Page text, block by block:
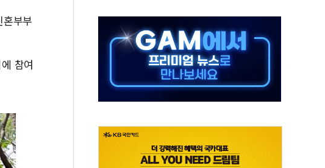
최고치
의혹 소명" 요구
상 가능성 낮아지며 상승… STOXX 600 지수는 나흘 연속 최고치
부부
참여